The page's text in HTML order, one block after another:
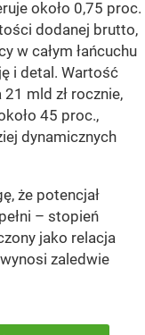
około 0,75 proc.
dodanej brutto,
w całym łańcuchu
i detal. Wartość
mld zł rocznie,
45 proc.,
dynamicznych
że potencjał
– stopień
jako relacja
zaledwie